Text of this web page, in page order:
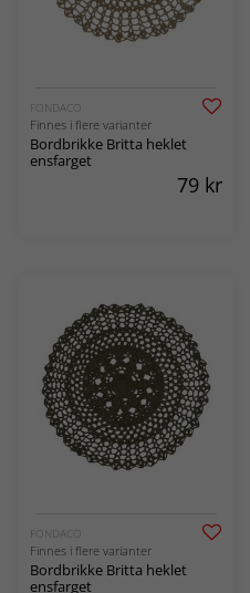
FONDACO
Finnes i flere varianter
Bordbrikke Britta heklet
ensfarget
79 kr
FONDACO
Finnes i flere varianter
Bordbrikke Britta heklet
ensfarget